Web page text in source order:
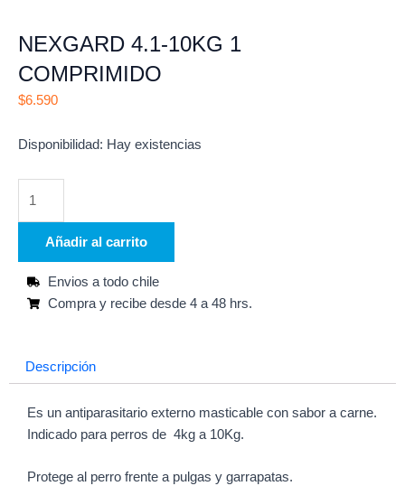
NEXGARD 4.1-10KG 1
COMPRIMIDO
$6.590
Disponibilidad: Hay existencias
NEXGARD
Añadir al carrito
Envios a todo chile
Compra y recibe desde 4 a 48 hrs.
Descripción
Es un antiparasitario externo masticable con sabor a carne.
Indicado para perros de 4kg a 10Kg.
Protege al perro frente a pulgas y garrapatas.